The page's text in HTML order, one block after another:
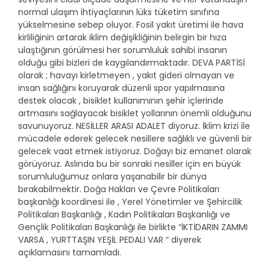
normal ulaşım ihtiyaçlarının lüks tüketim sınıfına
yükselmesine sebep oluyor. Fosil yakıt üretimi ile hava
kirliliğinin artarak iklim değişikliğinin belirgin bir hıza
ulaştığının görülmesi her sorumluluk sahibi insanın
olduğu gibi bizleri de kaygılandırmaktadır. DEVA PARTİSİ
olarak ; havayı kirletmeyen , yakıt gideri olmayan ve
insan sağlığını koruyarak düzenli spor yapılmasına
destek olacak , bisiklet kullanımının şehir içlerinde
artmasını sağlayacak bisiklet yollarının önemli olduğunu
savunuyoruz. NESİLLER ARASI ADALET diyoruz. İklim krizi ile
mücadele ederek gelecek nesillere sağlıklı ve güvenli bir
gelecek vaat etmek istiyoruz. Doğayı biz emanet olarak
görüyoruz. Aslında bu bir sonraki nesiller için en büyük
sorumluluğumuz onlara yaşanabilir bir dünya
bırakabilmektir. Doğa Hakları ve Çevre Politikaları
başkanlığı koordinesi ile , Yerel Yönetimler ve Şehircilik
Politikaları Başkanlığı , Kadın Politikaları Başkanlığı ve
Gençlik Politikaları Başkanlığı ile birlikte “İKTİDARIN ZAMMI
VARSA , YURTTAŞIN YEŞİL PEDALI VAR “ diyerek
açıklamasını tamamladı.